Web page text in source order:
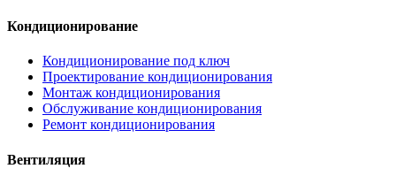
Кондиционирование
Кондиционирование под ключ
Проектирование кондиционирования
Монтаж кондиционирования
Обслуживание кондиционирования
Ремонт кондиционирования
Вентиляция